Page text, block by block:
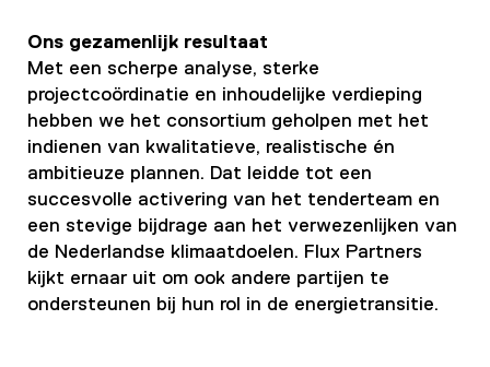
Ons gezamenlijk resultaat
Met een scherpe analyse, sterke
projectcoördinatie en inhoudelijke verdieping
hebben we het consortium geholpen met het
indienen van kwalitatieve, realistische én
ambitieuze plannen. Dat leidde tot een
succesvolle activering van het tenderteam en
een stevige bijdrage aan het verwezenlijken van
de Nederlandse klimaatdoelen. Flux Partners
kijkt ernaar uit om ook andere partijen te
ondersteunen bij hun rol in de energietransitie.